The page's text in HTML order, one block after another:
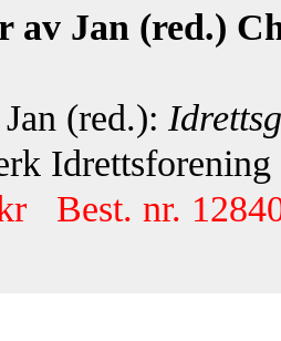
av Jan (red.)
(red.):
Idrettsforening
Best. nr.